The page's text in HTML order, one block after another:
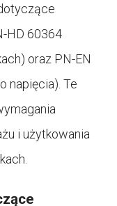
HD 60364
oraz PN-EN
napięcia). Te
i użytkowania